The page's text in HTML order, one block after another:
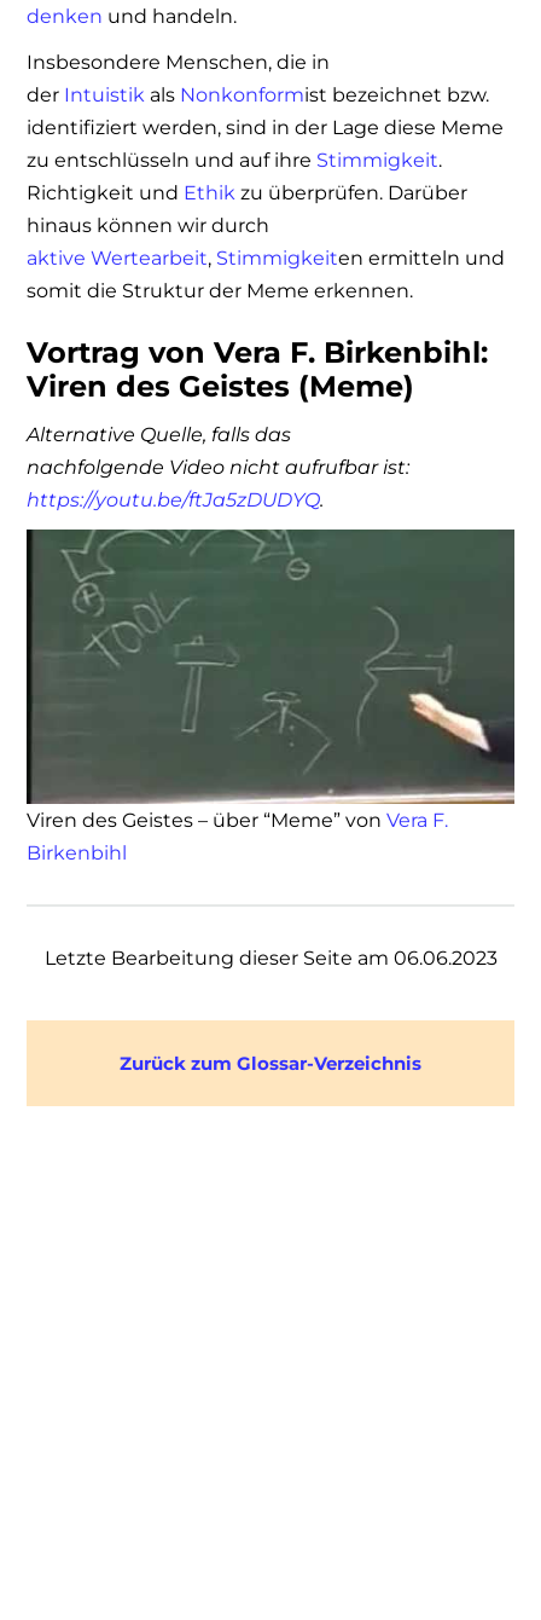
denken und handeln.
Insbesondere Menschen, die in
der Intuistik als Nonkonformist bezeichnet bzw.
identifiziert werden, sind in der Lage diese Meme
zu entschlüsseln und auf ihre Stimmigkeit.
Richtigkeit und Ethik zu überprüfen. Darüber
hinaus können wir durch
aktive Wertearbeit, Stimmigkeiten ermitteln und
somit die Struktur der Meme erkennen.
Vortrag von Vera F. Birkenbihl:
Viren des Geistes (Meme)
Alternative Quelle, falls das
nachfolgende Video nicht aufrufbar ist:
https://youtu.be/ftJa5zDUDYQ.
Viren des Geistes – über “Meme” von Vera F.
Birkenbihl
Letzte Bearbeitung dieser Seite am 06.06.2023
Zurück zum Glossar-Verzeichnis